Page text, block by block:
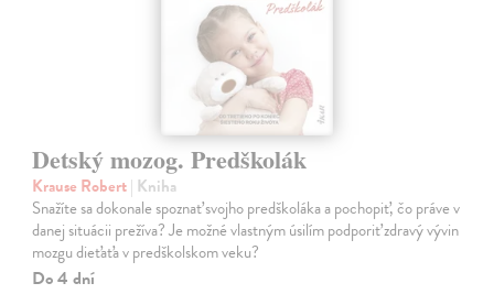
Detský mozog. Predškolák
Krause Robert| Kniha
Snažíte sa dokonale spoznať svojho predškoláka a pochopiť, čo práve v
danej situácii prežíva? Je možné vlastným úsilím podporiť zdravý vývin
mozgu dieťaťa v predškolskom veku?
Do 4 dní